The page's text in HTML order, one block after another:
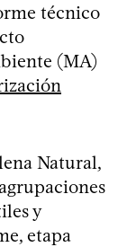
técnico
(MA)
Natural,
y
etapa